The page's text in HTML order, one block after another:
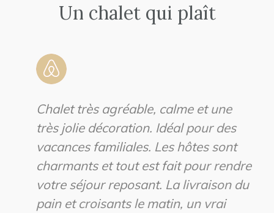
Un chalet qui plaît
Chalet très agréable, calme et une
très jolie décoration. Idéal pour des
vacances familiales. Les hôtes sont
charmants et tout est fait pour rendre
votre séjour reposant. La livraison du
pain et croisants le matin, un vrai